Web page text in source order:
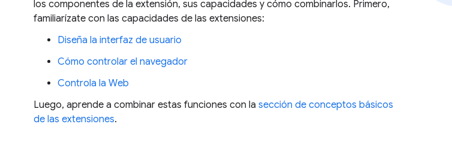
los componentes de la extensión, sus capacidades y cómo combinarlos. Primero,
familiarízate con las capacidades de las extensiones:
Diseña la interfaz de usuario
Cómo controlar el navegador
Controla la Web
Luego, aprende a combinar estas funciones con la sección de conceptos básicos
de las extensiones.